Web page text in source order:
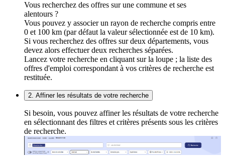
Vous recherchez des offres sur une commune et ses
alentours ?
Vous pouvez y associer un rayon de recherche compris entre
0 et 100 km (par défaut la valeur sélectionnée est de 10 km).
Si vous recherchez des offres sur deux départements, vous
devez alors effectuer deux recherches séparées.
Lancez votre recherche en cliquant sur la loupe ; la liste des
offres d'emploi correspondant à vos critères de recherche est
restituée.
2. Affiner les résultats de votre recherche
Si besoin, vous pouvez affiner les résultats de votre recherche
en sélectionnant des filtres et critères présents sous les critères
de recherche.